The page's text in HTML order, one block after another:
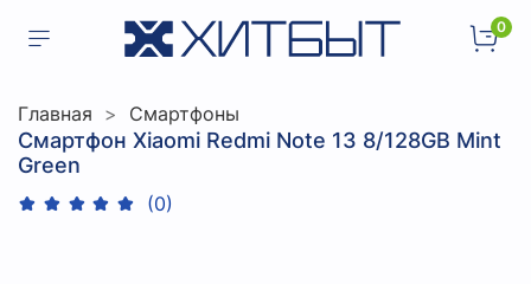
0
Главная Смартфоны
Смартфон Xiaomi Redmi Note 13 8/128GB Mint
Green
(0)